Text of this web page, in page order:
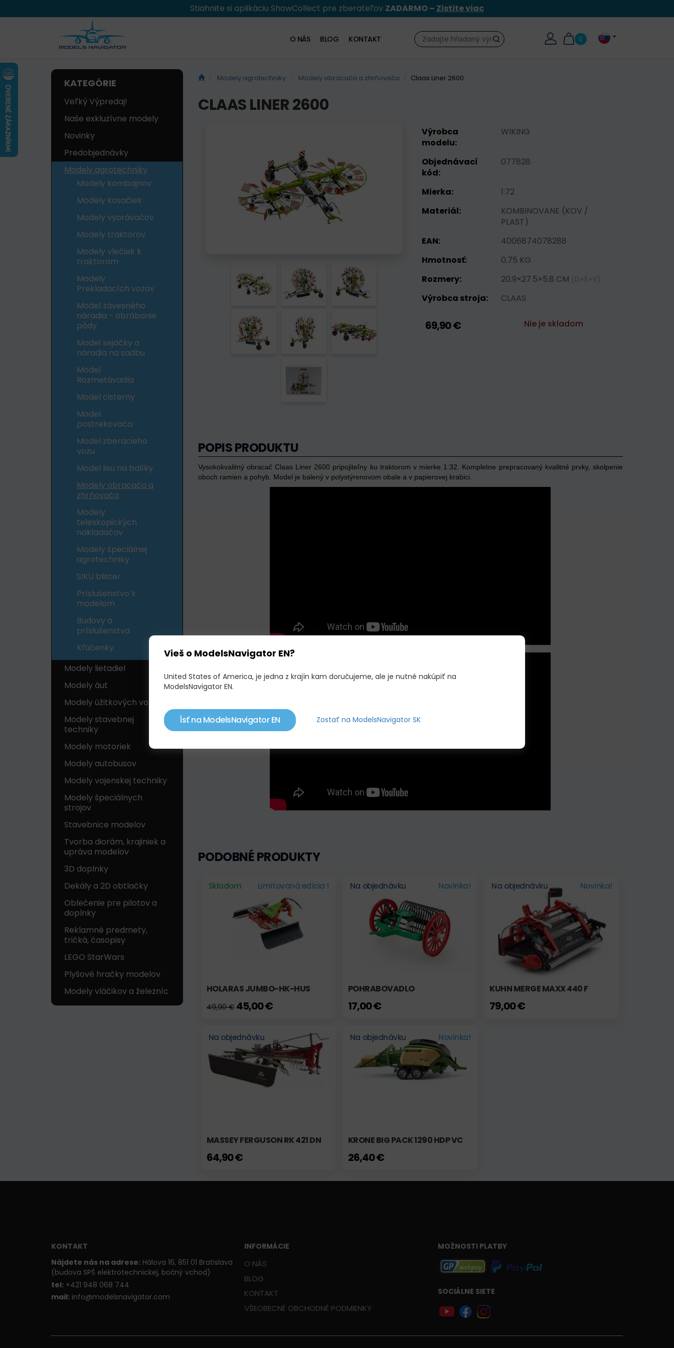
Stiahnite si aplikáciu ShowCollect pre zberateľov ZADARMO – Zistite viac
0
Hľadať
O NÁS BLOG KONTAKT
KATEGÓRIE
Veľký Výpredaj!
Naše exkluzívne modely
Novinky
Predobjednávky
Modely agrotechniky
Modely kombajnov
Modely kosačiek
Modely vyorávačov
Modely traktorov
Modely vlečiek k
traktorom
Modely
Prekladacích vozov
Model závesného
náradia - obrábanie
pôdy
Model sejačky a
náradia na sadbu
Model
Rozmetávadla
Model cisterny
Model
postrekovača
Model zberacieho
vozu
Model lisu na balíky
Modely obracača a
zhrňovača
Modely
teleskopických
nakladačov
Modely špeciálnej
agrotechniky
SIKU blister
Príslušenstvo k
modelom
Budovy a
príslušenstva
Kľúčenky
Modely lietadiel
Modely áut
Modely úžitkových vozidiel
Modely stavebnej
techniky
Modely motoriek
Modely autobusov
Modely vojenskej techniky
Modely špeciálnych
strojov
Stavebnice modelov
Tvorba diorám, krajiniek a
upráva modelov
3D doplnky
Dekály a 2D obtlačky
Oblečenie pre pilotov a
doplnky
Reklamné predmety,
tričká, časopisy
LEGO StarWars
Plyšové hračky modelov
Modely vláčikov a železníc
Modely agrotechniky Modely obracača a zhrňovača Claas Liner 2600
CLAAS LINER 2600
Výrobca
modelu:
WIKING
Objednávací
kód:
077828
Mierka:
1:72
Materiál:
KOMBINOVANE (KOV /
PLAST)
EAN:
4006874078288
Hmotnosť:
0.75 KG
Rozmery:
20.9×27.5×5.8 CM (D×Š×V)
Výrobca stroja: CLAAS
69,90 € Nie je skladom
POPIS PRODUKTU
Vysokokvalitný obracač Claas Liner 2600 pripojiteľny ku traktorom v mierke 1:32. Kompletne prepracovaný kvalitné prvky, skolpenie
oboch ramien a pohyb. Model je balený v polystýrenovom obale a v papierovej krabici.
PODOBNÉ PRODUKTY
Skladom Limitovaná edícia !
HOLARAS JUMBO-HK-HUS
49,90 €45,00 €
Na objednávku Novinka!
POHRABOVADLO
17,00 €
Na objednávku Novinka!
KUHN MERGE MAXX 440 F
79,00 €
Na objednávku
MASSEY FERGUSON RK 421 DN
64,90 €
Na objednávku Novinka!
KRONE BIG PACK 1290 HDP VC
26,40 €
KONTAKT
Nájdete nás na adrese: Hálova 16, 851 01 Bratislava
(budova SPŠ elektrotechnickej, bočný vchod)
tel: +421 948 068 744
mail: info@modelsnavigator.com
INFORMÁCIE
O NÁS
BLOG
KONTAKT
VŠEOBECNÉ OBCHODNÉ PODMIENKY
MOŽNOSTI PLATBY
SOCIÁLNE SIETE
Vieš o ModelsNavigator EN?
United States of America, je jedna z krajín kam doručujeme, ale je nutné nakúpiť na
ModelsNavigator EN.
Ísť na ModelsNavigator EN Zostať na ModelsNavigator SK